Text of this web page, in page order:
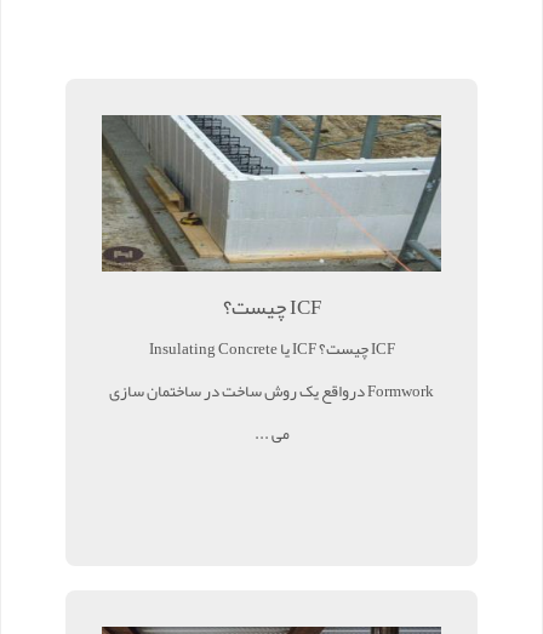
ICF چیست؟
ICF چیست؟ ICF یا Insulating Concrete
Formwork درواقع یک روش ساخت در ساختمان سازی
می ...